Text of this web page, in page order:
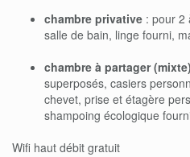
chambre privative : pour 2
salle de bain, linge fourni,
chambre à partager (mixte)
superposés, casiers
chevet, prise et étagère
shampoing écologique
Wifi haut débit gratuit